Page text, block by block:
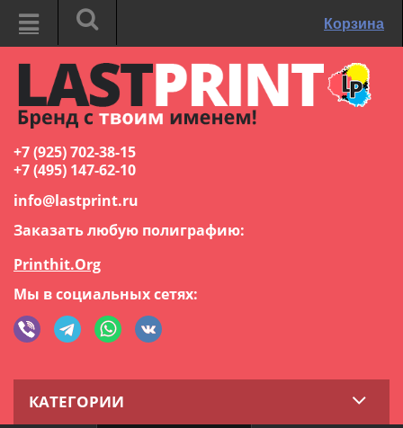
Корзина
+7 (925) 702-38-15
+7 (495) 147-62-10
info@lastprint.ru
Заказать любую полиграфию:
Printhit.Org
Мы в социальных сетях:
КАТЕГОРИИ